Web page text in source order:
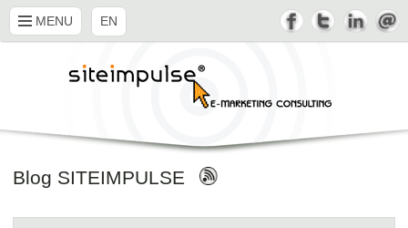
EN
MENU
Blog SITEIMPULSE